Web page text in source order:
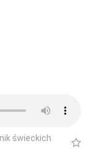
świeckich